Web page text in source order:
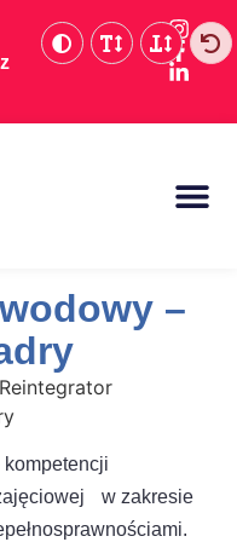
–
Reintegrator
kompetencji
w zakresie